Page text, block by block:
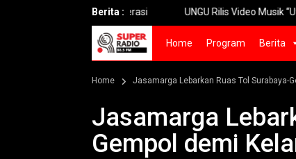
Berita :
Seksi 1-2 Siap Operasi UNGU Rilis Video Musik “Utara-
Home Program Berita
Home Jasamarga Lebarkan Ruas Tol Surabaya-
Jasamarga
Gempol demi